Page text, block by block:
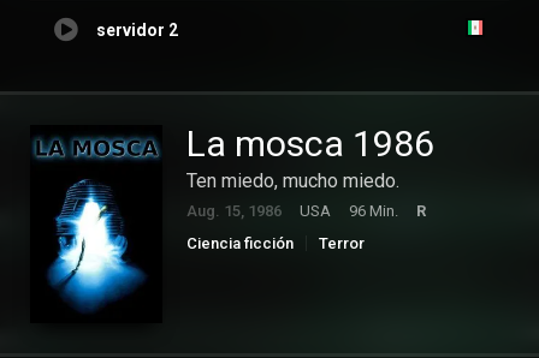
servidor 2
La mosca 1986
Ten miedo, mucho miedo.
Aug. 15, 1986 USA 96 Min.
R
Ciencia ficción
Terror